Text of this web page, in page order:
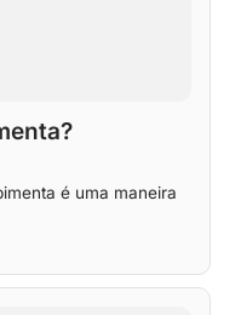
é uma maneira